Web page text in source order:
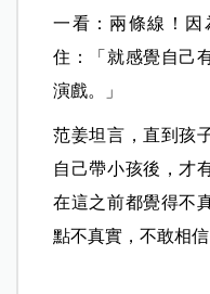
一看：兩條線！因
住：「就感覺自己
演戲。」
范姜坦言，直到孩
自己帶小孩後，才
在這之前都覺得不
點不真實，不敢相信